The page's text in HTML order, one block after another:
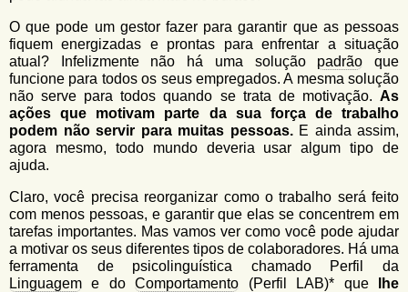
O que pode um gestor fazer para garantir que as pessoas
fiquem energizadas e prontas para enfrentar a situação
atual? Infelizmente não há uma solução padrão que
funcione para todos os seus empregados. A mesma solução
não serve para todos quando se trata de motivação. As
ações que motivam parte da sua força de trabalho
podem não servir para muitas pessoas.E ainda assim,
agora mesmo, todo mundo deveria usar algum tipo de
ajuda.
Claro, você precisa reorganizar como o trabalho será feito
com menos pessoas, e garantir que elas se concentrem em
tarefas importantes. Mas vamos ver como você pode ajudar
a motivar os seus diferentes tipos de colaboradores. Há uma
ferramenta de psicolinguística chamado Perfil da
Linguagem e doComportamento (Perfil LAB)* que
lhe